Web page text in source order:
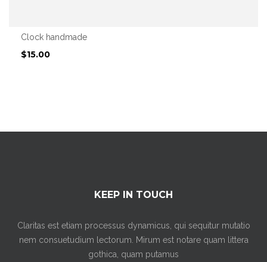
Clock handmade
$15.00
KEEP IN TOUCH
Claritas est etiam processus dynamicus, qui sequitur mutatio
nem consuetudium lectorum. Mirum est notare quam littera
gothica, quam putamus